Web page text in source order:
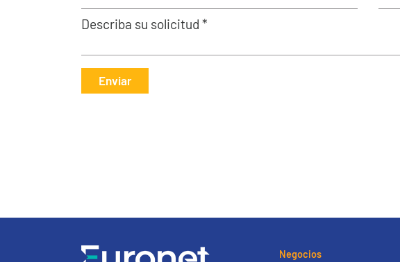
Describa su solicitud *
Enviar
Negocios